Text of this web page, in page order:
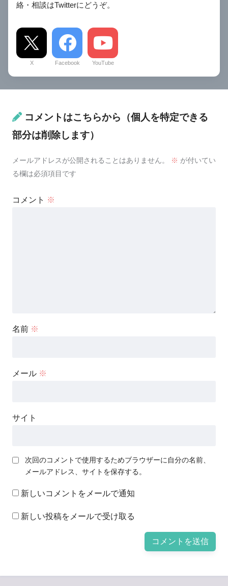
絡・相談はTwitterにどうぞ。
X Facebook YouTube
コメントはこちらから（個人を特定できる
部分は削除します）
メールアドレスが公開されることはありません。 ※ が付いてい
る欄は必須項目です
コメント ※
名前 ※
メール ※
サイト
次回のコメントで使用するためブラウザーに自分の名前、
メールアドレス、サイトを保存する。
新しいコメントをメールで通知
新しい投稿をメールで受け取る